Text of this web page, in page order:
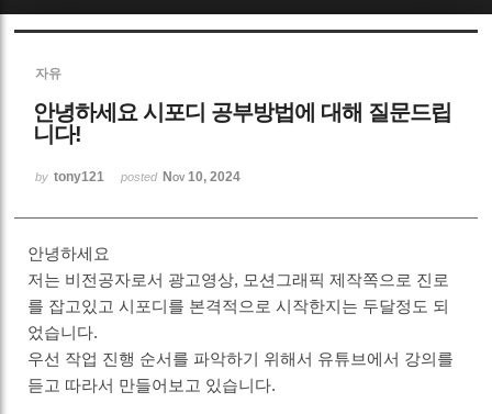
자유
안녕하세요 시포디 공부방법에 대해 질문드립
니다!
by tony121 posted Nov 10, 2024
안녕하세요
저는 비전공자로서 광고영상, 모션그래픽 제작쪽으로 진로
를 잡고있고 시포디를 본격적으로 시작한지는 두달정도 되
었습니다.
우선 작업 진행 순서를 파악하기 위해서 유튜브에서 강의를
듣고 따라서 만들어보고 있습니다.
Sketchbook5, 스케치북5
Sketchbook5, 스케치북5